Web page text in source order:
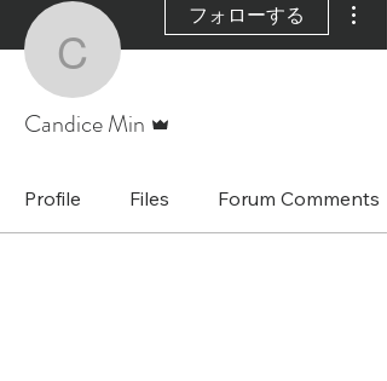
Candice Min
フォローする
Candice Min
Profile Files Forum Comments